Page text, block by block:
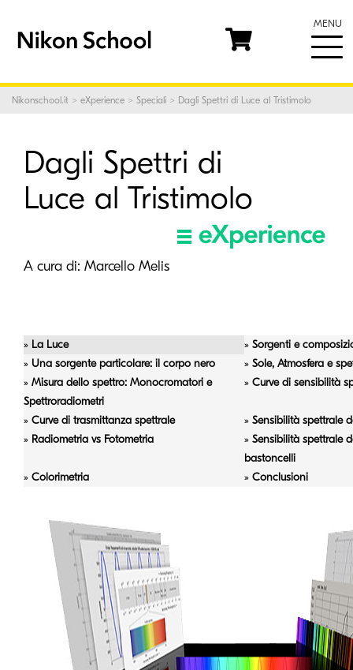
MENU
Nikonschool.it > eXperience > Speciali > Dagli Spettri di Luce al Tristimolo
Dagli Spettri di
Luce al Tristimolo
A cura di: Marcello Melis
» La Luce » Sorgenti e
» Una sorgente particolare: il corpo nero » Sole, Atmosfera e
» Misura dello spettro: Monocromatori e
Spettroradiometri
» Curve di sensibilità
» Curve di trasmittanza spettrale » Sensibilità spettrale
» Radiometria vs Fotometria » Sensibilità spettrale
bastoncelli
» Colorimetria » Conclusioni